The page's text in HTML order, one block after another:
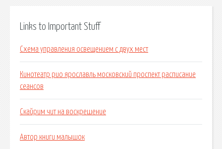
Links to Important Stuff
Схема управления освещением с двух мест
Кинотеатр рио ярославль московский проспект расписание
сеансов
Скайрим чит на воскрешение
Автор книги малышок